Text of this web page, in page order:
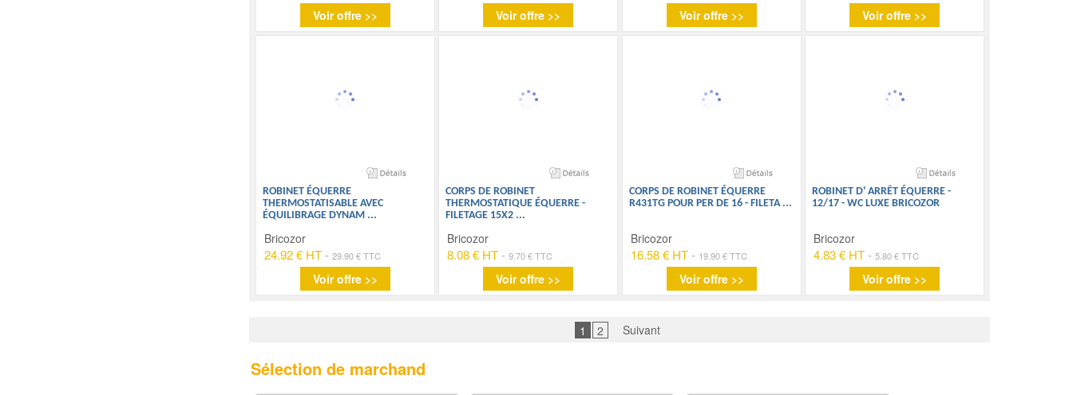
Voir offre >> Voir offre >> Voir offre >> Voir offre >>
ROBINET ÉQUERRE
THERMOSTATISABLE AVEC
ÉQUILIBRAGE DYNAM ...
Bricozor
24.92 € HT - 29.90 € TTC
Voir offre >>
CORPS DE ROBINET
THERMOSTATIQUE ÉQUERRE -
FILETAGE 15X2 ...
Bricozor
8.08 € HT-9.70 € TTC
Voir offre >>
CORPS DE ROBINET ÉQUERRE
R431TG POUR PER DE 16 - FILETA ...
Bricozor
16.58 € HT - 19.90 € TTC
Voir offre >>
ROBINET D' ARRÊT ÉQUERRE -
12/17 - WC LUXE BRICOZOR
Bricozor
4.83 € HT-5.80 € TTC
Voir offre >>
1 2 Suivant
Sélection de marchand